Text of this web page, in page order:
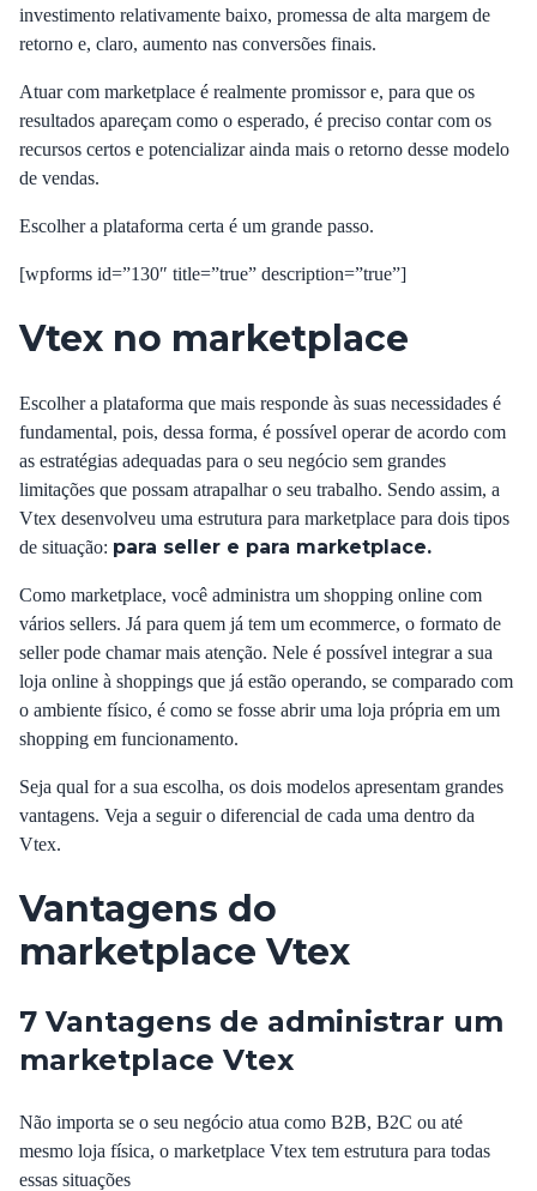
investimento relativamente baixo, promessa de alta margem de
retorno e, claro, aumento nas conversões finais.
Atuar com marketplace é realmente promissor e, para que os
resultados apareçam como o esperado, é preciso contar com os
recursos certos e potencializar ainda mais o retorno desse modelo
de vendas.
Escolher a plataforma certa é um grande passo.
[wpforms id=”130″ title=”true” description=”true”]
Vtex no marketplace
Escolher a plataforma que mais responde às suas necessidades é
fundamental, pois, dessa forma, é possível operar de acordo com
as estratégias adequadas para o seu negócio sem grandes
limitações que possam atrapalhar o seu trabalho. Sendo assim, a
Vtex desenvolveu uma estrutura para marketplace para dois tipos
de situação: para seller e para marketplace.
Como marketplace, você administra um shopping online com
vários sellers. Já para quem já tem um ecommerce, o formato de
seller pode chamar mais atenção. Nele é possível integrar a sua
loja online à shoppings que já estão operando, se comparado com
o ambiente físico, é como se fosse abrir uma loja própria em um
shopping em funcionamento.
Seja qual for a sua escolha, os dois modelos apresentam grandes
vantagens. Veja a seguir o diferencial de cada uma dentro da
Vtex.
Vantagens do
marketplace Vtex
7 Vantagens de administrar um
marketplace Vtex
Não importa se o seu negócio atua como B2B, B2C ou até
mesmo loja física, o marketplace Vtex tem estrutura para todas
essas situações